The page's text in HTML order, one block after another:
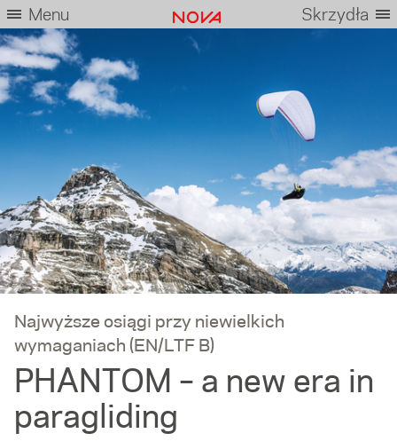
Menu Skrzydła
Najwyższe osiągi przy niewielkich
wymaganiach (EN/LTF B)
PHANTOM – a new era in
paragliding